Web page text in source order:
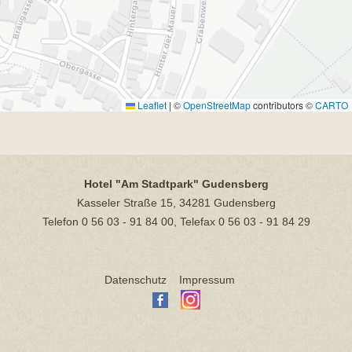
Leaflet | ©OpenStreetMapcontributors ©CARTO
Hotel "Am Stadtpark" Gudensberg
Kasseler Straße 15, 34281 Gudensberg
Telefon 0 56 03 - 91 84 00, Telefax 0 56 03 - 91 84 29
Datenschutz Impressum